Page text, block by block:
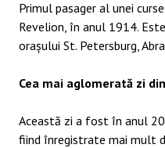
Primul pasager al unei
Revelion, în anul 1914.
orașului St. Petersburg,
Cea mai aglomerată zi
Această zi a fost în anul
fiind înregistrate mai mult